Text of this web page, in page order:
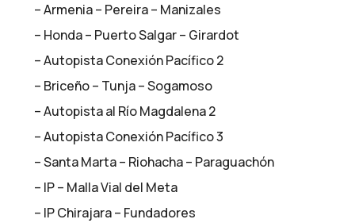
– Armenia – Pereira – Manizales
– Honda – Puerto Salgar – Girardot
– Autopista Conexión Pacífico 2
– Briceño – Tunja – Sogamoso
– Autopista al Río Magdalena 2
– Autopista Conexión Pacífico 3
– Santa Marta – Riohacha – Paraguachón
– IP – Malla Vial del Meta
– IP Chirajara – Fundadores